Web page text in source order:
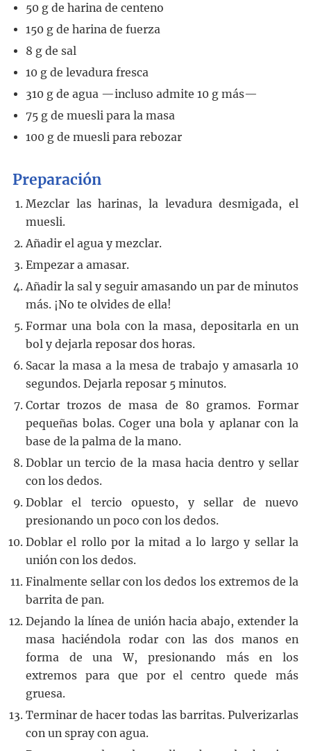
50 g de harina de centeno
150 g de harina de fuerza
8 g de sal
10 g de levadura fresca
310 g de agua —incluso admite 10 g más—
75 g de muesli para la masa
100 g de muesli para rebozar
Preparación
Mezclar las harinas, la levadura desmigada, el
muesli.
Añadir el agua y mezclar.
Empezar a amasar.
Añadir la sal y seguir amasando un par de minutos
más. ¡No te olvides de ella!
Formar una bola con la masa, depositarla en un
bol y dejarla reposar dos horas.
Sacar la masa a la mesa de trabajo y amasarla 10
segundos. Dejarla reposar 5 minutos.
Cortar trozos de masa de 80 gramos. Formar
pequeñas bolas. Coger una bola y aplanar con la
base de la palma de la mano.
Doblar un tercio de la masa hacia dentro y sellar
con los dedos.
Doblar el tercio opuesto, y sellar de nuevo
presionando un poco con los dedos.
Doblar el rollo por la mitad a lo largo y sellar la
unión con los dedos.
Finalmente sellar con los dedos los extremos de la
barrita de pan.
Dejando la línea de unión hacia abajo, extender la
masa haciéndola rodar con las dos manos en
forma de una W, presionando más en los
extremos para que por el centro quede más
gruesa.
Terminar de hacer todas las barritas. Pulverizarlas
con un spray con agua.